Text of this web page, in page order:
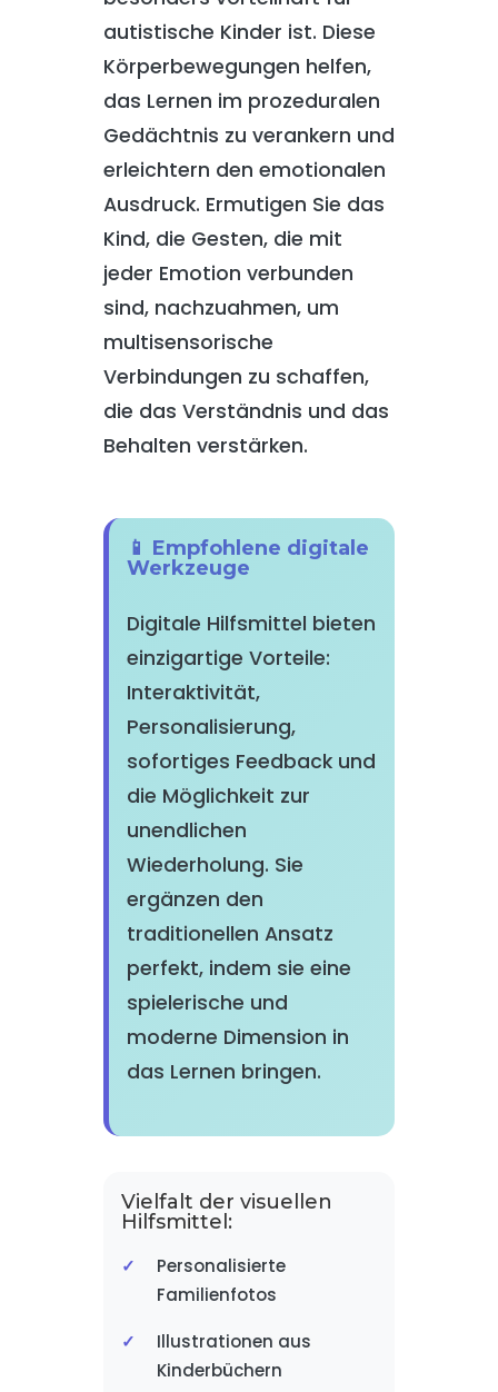
autistische Kinder ist. Diese
Körperbewegungen helfen,
das Lernen im prozeduralen
Gedächtnis zu verankern und
erleichtern den emotionalen
Ausdruck. Ermutigen Sie das
Kind, die Gesten, die mit
jeder Emotion verbunden
sind, nachzuahmen, um
multisensorische
Verbindungen zu schaffen,
die das Verständnis und das
Behalten verstärken.
📱 Empfohlene digitale
Werkzeuge
Digitale Hilfsmittel bieten
einzigartige Vorteile:
Interaktivität,
Personalisierung,
sofortiges Feedback und
die Möglichkeit zur
unendlichen
Wiederholung. Sie
ergänzen den
traditionellen Ansatz
perfekt, indem sie eine
spielerische und
moderne Dimension in
das Lernen bringen.
Vielfalt der visuellen
Hilfsmittel:
Personalisierte
Familienfotos
Illustrationen aus
Kinderbüchern